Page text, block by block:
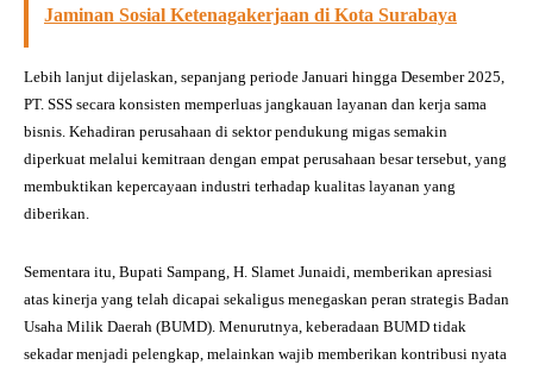
Jaminan Sosial Ketenagakerjaan di Kota Surabaya
Lebih lanjut dijelaskan, sepanjang periode Januari hingga Desember 2025,
PT. SSS secara konsisten memperluas jangkauan layanan dan kerja sama
bisnis. Kehadiran perusahaan di sektor pendukung migas semakin
diperkuat melalui kemitraan dengan empat perusahaan besar tersebut, yang
membuktikan kepercayaan industri terhadap kualitas layanan yang
diberikan.
Sementara itu, Bupati Sampang, H. Slamet Junaidi, memberikan apresiasi
atas kinerja yang telah dicapai sekaligus menegaskan peran strategis Badan
Usaha Milik Daerah (BUMD). Menurutnya, keberadaan BUMD tidak
sekadar menjadi pelengkap, melainkan wajib memberikan kontribusi nyata